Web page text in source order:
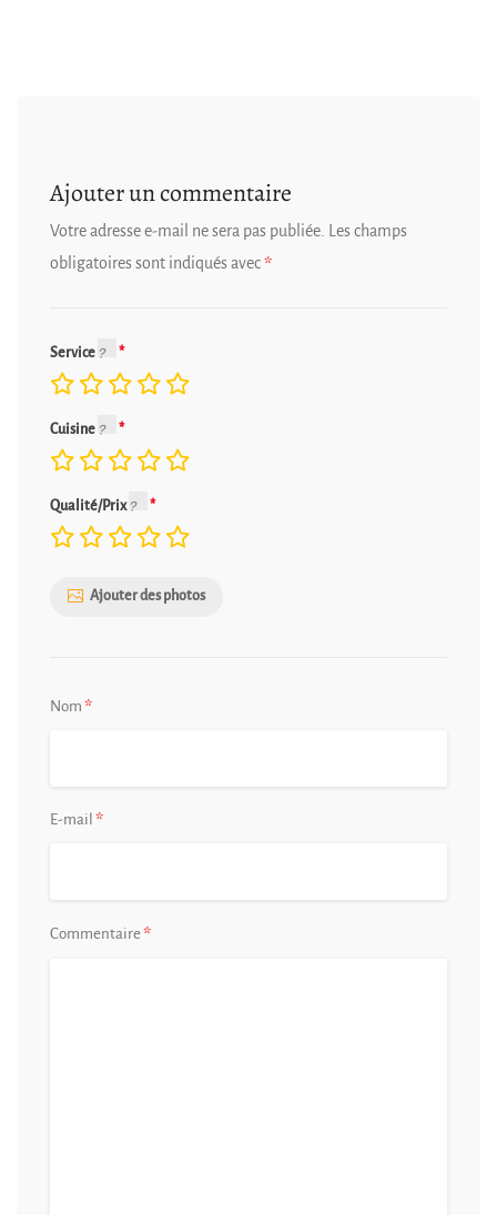
Ajouter un commentaire
Votre adresse e-mail ne sera pas publiée.
Les champs
obligatoires sont indiqués avec*
Service
Cuisine
Qualité/Prix
Ajouter des photos
Nom *
E-mail *
Commentaire*